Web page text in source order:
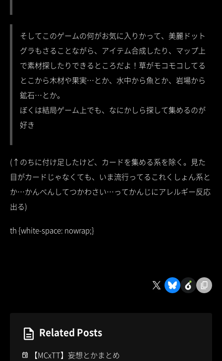
そしてこのゲームの何がお気に入りかって、美麗ドット
グラもさることながら、アイテム合成したり、マップ上
で素材探したりできるところだよ！草がモコモコしてる
とこから木材や果実…とか、水中から魚とか、岩場から
鉱石…とか。
ぼくは結局ゲーム上でも、なにかしら探して集めるのが
好き
(↑のちに付け足したけど、カードを集める系を除く。見た
目がカードじゃなくても、いま流行ってるこれくしょん系と
か…かんべんしてつかわさい…ってかんじにアレルギー反応
出る)
th {white-space: nowrap;}
Related Posts
【MCxTT】妄想とかまとめ